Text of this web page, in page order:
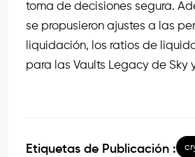
toma de decisiones segura.
se propusieron ajustes a las
liquidación, los ratios de
para las Vaults Legacy de Sky
Etiquetas de Publicación :